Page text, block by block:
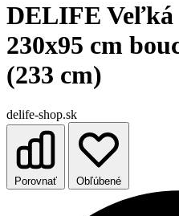
DELIFE Veľká
230x95 cm
(233 cm)
delife-shop.sk
Porovnať Obľúbené